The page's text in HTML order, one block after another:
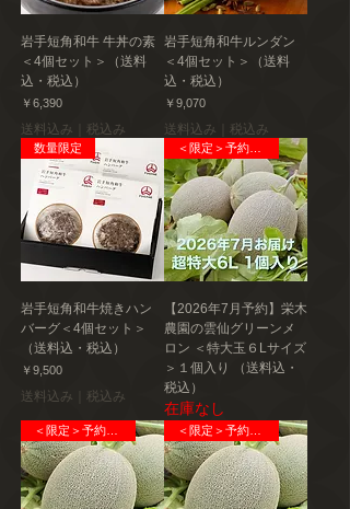
岩手短角和牛 牛丼の素
＜4個セット＞（送料
込・税込）
価格
￥6,390
送料込み｜税込み
岩手短角和牛ルンダン
＜4個セット＞（送料
込・税込）
価格
￥9,070
送料込み｜税込み
数量限定
岩手短角和牛焼きハン
バーグ＜4個セット＞
（送料込・税込）
価格
￥9,500
送料込み｜税込み
【2026年7月予約】栄木
農園の雲仙グリーンメ
ロン ＜特大玉６Lサイズ
＞１個入り （送料込・
税込）
在庫なし